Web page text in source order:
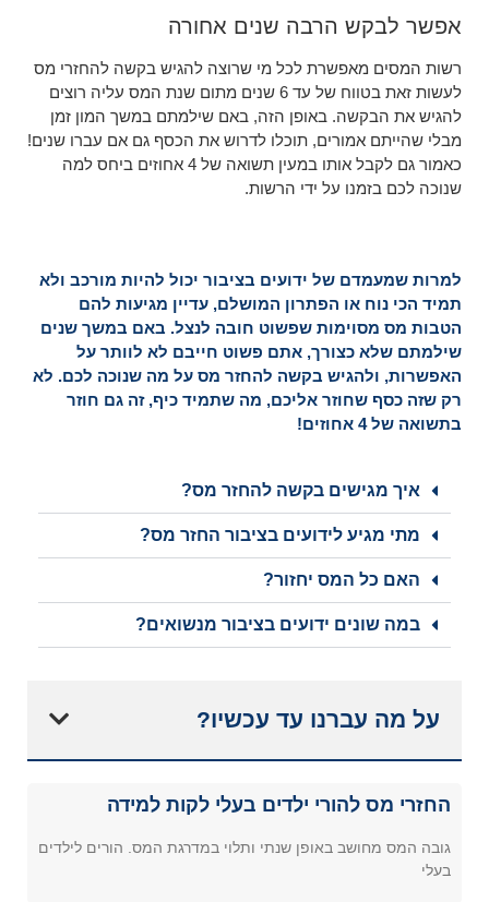
אפשר לבקש הרבה שנים אחורה
רשות המסים מאפשרת לכל מי שרוצה להגיש בקשה להחזרי מס
לעשות זאת בטווח של עד 6 שנים מתום שנת המס עליה רוצים
להגיש את הבקשה. באופן הזה, באם שילמתם במשך המון זמן
מבלי שהייתם אמורים, תוכלו לדרוש את הכסף גם אם עברו שנים!
כאמור גם לקבל אותו במעין תשואה של 4 אחוזים ביחס למה
שנוכה לכם בזמנו על ידי הרשות.
למרות שמעמדם של ידועים בציבור יכול להיות מורכב ולא
תמיד הכי נוח או הפתרון המושלם, עדיין מגיעות להם
הטבות מס מסוימות שפשוט חובה לנצל. באם במשך שנים
שילמתם שלא כצורך, אתם פשוט חייבם לא לוותר על
האפשרות, ולהגיש בקשה להחזר מס על מה שנוכה לכם. לא
רק שזה כסף שחוזר אליכם, מה שתמיד כיף, זה גם חוזר
בתשואה של 4 אחוזים!
איך מגישים בקשה להחזר מס?
מתי מגיע לידועים בציבור החזר מס?
האם כל המס יחזור?
במה שונים ידועים בציבור מנשואים?
על מה עברנו עד עכשיו?
החזרי מס להורי ילדים בעלי לקות למידה
גובה המס מחושב באופן שנתי ותלוי במדרגת המס. הורים לילדים
בעלי